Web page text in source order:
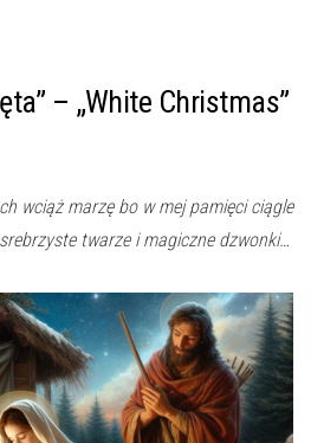
– „White Christmas”
wciąż marzę bo w mej pamięci ciągle
twarze i magiczne dzwonki…